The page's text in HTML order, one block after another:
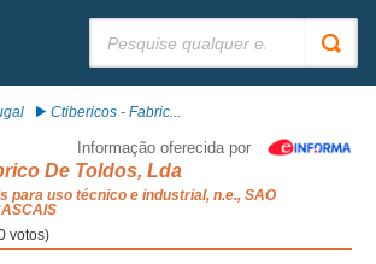
Ctibericos - Fabric...
Informação oferecida por
De Toldos, Lda
para uso técnico e industrial, n.e., SAO
votos)